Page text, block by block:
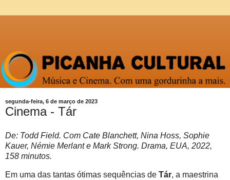
segunda-feira, 6 de março de 2023
Cinema - Tár
De: Todd Field. Com Cate Blanchett, Nina Hoss, Sophie
Kauer, Némie Merlant e Mark Strong. Drama, EUA, 2022,
158 minutos.
Em uma das tantas ótimas sequências de Tár, a maestrina